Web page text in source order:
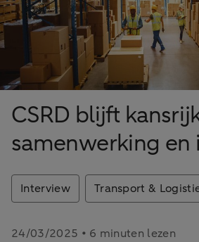
CSRD blijft
samenwerking en
Interview Transport &
24/03/2025 • 6 minuten lezen